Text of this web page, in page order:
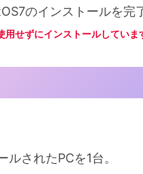
のインストールを完
せずにインストールしていま
されたPCを1台。